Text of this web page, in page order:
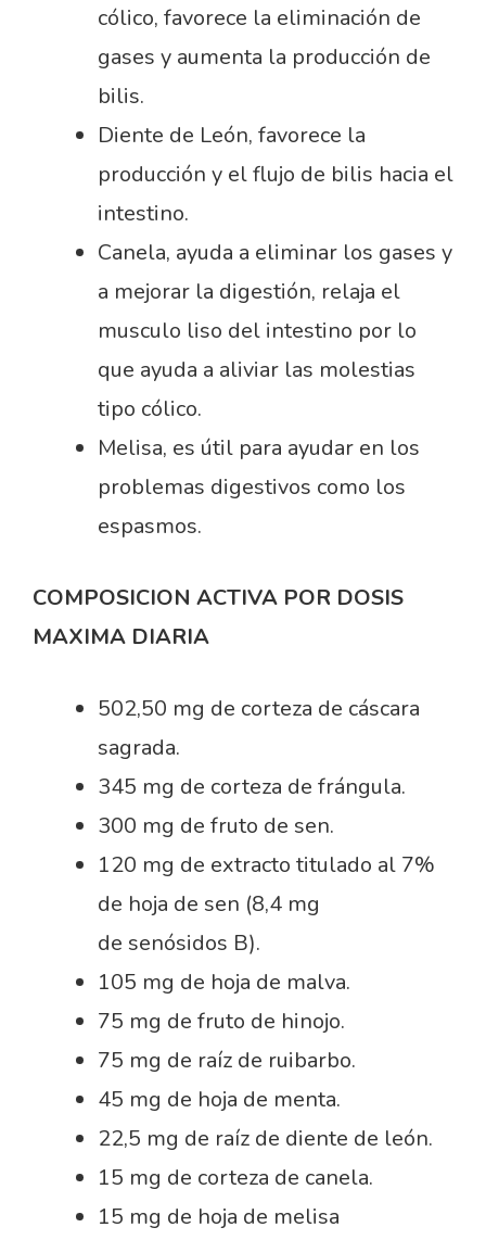
cólico, favorece la eliminación de
gases y aumenta la producción de
bilis.
Diente de León, favorece la
producción y el flujo de bilis hacia el
intestino.
Canela, ayuda a eliminar los gases y
a mejorar la digestión, relaja el
musculo liso del intestino por lo
que ayuda a aliviar las molestias
tipo cólico.
Melisa, es útil para ayudar en los
problemas digestivos como los
espasmos.
COMPOSICION ACTIVA POR DOSIS
MAXIMA DIARIA
502,50 mg de corteza de cáscara
sagrada.
345 mg de corteza de frángula.
300 mg de fruto de sen.
120 mg de extracto titulado al 7%
de hoja de sen (8,4 mg
de senósidos B).
105 mg de hoja de malva.
75 mg de fruto de hinojo.
75 mg de raíz de ruibarbo.
45 mg de hoja de menta.
22,5 mg de raíz de diente de león.
15 mg de corteza de canela.
15 mg de hoja de melisa